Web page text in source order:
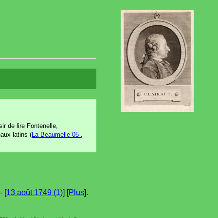
de lire Fontenelle,
latins ( La Beaumelle 05-
[13 août 1749 (1)] [Plus].